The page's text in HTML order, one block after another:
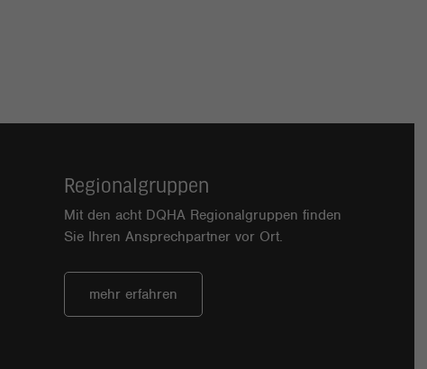
Regionalgruppen
Mit den acht DQHA Regionalgruppen finden
Sie Ihren Ansprechpartner vor Ort.
mehr erfahren